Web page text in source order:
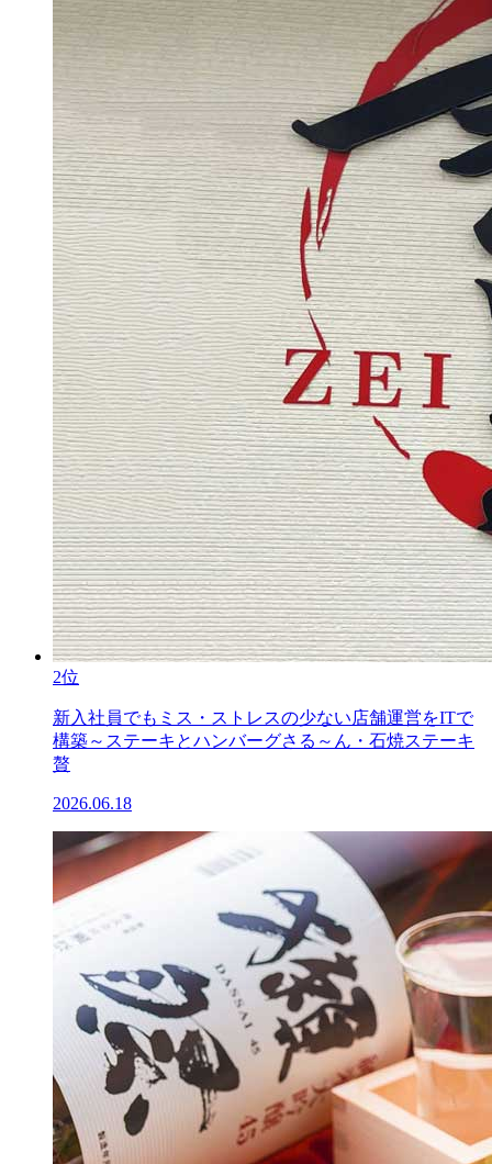
2位
新入社員でもミス・ストレスの少ない店舗運営をITで
構築～ステーキとハンバーグさる～ん・石焼ステーキ
贅
2026.06.18